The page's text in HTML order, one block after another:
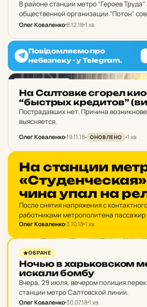
В районе станции метро "Героев Труда"
общественной организации "Потон"
залам с игровыми автоматами.
Олег Коваленко8.12.181 хв
Повідомляємо про
небезпеку - у Telegram.
На Сал­тов­ке сгорел
“быстрых кре­ди­тов”
Пострадавших нет. Причина
выясняется.
Олег Коваленко19.11.18 ОНОВЛЕНО 1 хв
НОВИНИ ХАРКОВА
На стан­ции
чи­на упал на
После снятия напряжения с
работниками метрополитена
платформу и передан сотрудникам
Олег Коваленко3.10.181 хв
НОВИНИ ХАРКОВА
ОБРАНЕ
Ночью в харь­ков­ском
искали бомбу
Вчера, 29 июля, вечером полиция
станции метро Салтовской линии.
Олег Коваленко30.07.181 хв